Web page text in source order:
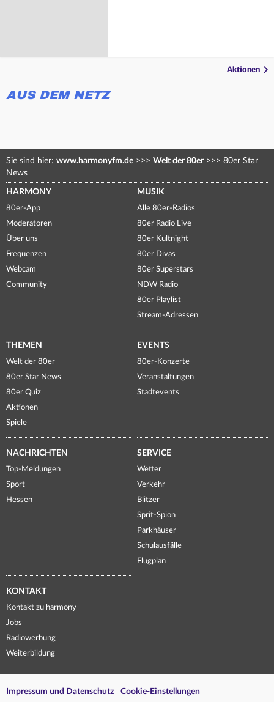
Aktionen
AUS DEM NETZ
Sie sind hier: www.harmonyfm.de >>> Welt der 80er >>> 80er Star
News
HARMONY
80er-App
Moderatoren
Über uns
Frequenzen
Webcam
Community
MUSIK
Alle 80er-Radios
80er Radio Live
80er Kultnight
80er Divas
80er Superstars
NDW Radio
80er Playlist
Stream-Adressen
THEMEN
Welt der 80er
80er Star News
80er Quiz
Aktionen
Spiele
EVENTS
80er-Konzerte
Veranstaltungen
Stadtevents
NACHRICHTEN
Top-Meldungen
Sport
Hessen
SERVICE
Wetter
Verkehr
Blitzer
Sprit-Spion
Parkhäuser
Schulausfälle
Flugplan
KONTAKT
Kontakt zu harmony
Jobs
Radiowerbung
Weiterbildung
Impressum und Datenschutz Cookie-Einstellungen